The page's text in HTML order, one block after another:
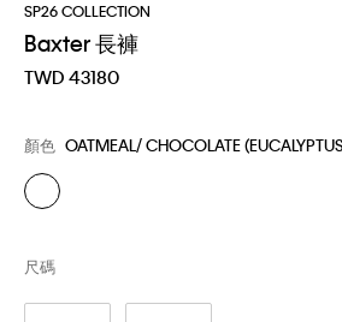
SP26 COLLECTION
Baxter 長褲
TWD 43180
顏色 OATMEAL/ CHOCOLATE
尺碼